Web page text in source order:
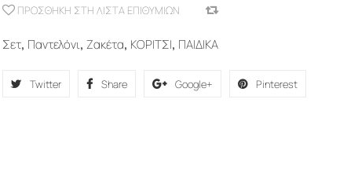
ΠΡΟΣΘΉΚΗ ΣΤΗ ΛΊΣΤΑ ΕΠΙΘΥΜΙΏΝ
Σετ, Παντελόνι,Ζακέτα, ΚΟΡΙΤΣΙ, ΠΑΙΔΙΚΑ
Twitter Share Google+ Pinterest